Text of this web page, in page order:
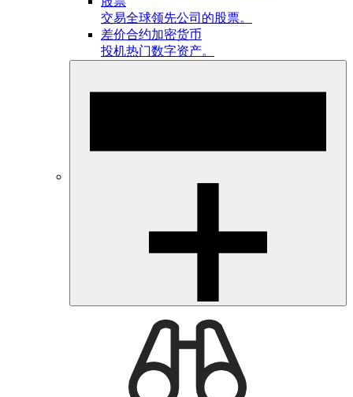
交易全球领先公司的股票。
差价合约加密货币
投机热门数字资产。